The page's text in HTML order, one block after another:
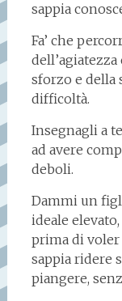
sappia
Fa’ che
sforzo e della
difficoltà.
Insegnagli a
ad avere
deboli.
Dammi un
ideale
prima di
sappia ridere
piangere,